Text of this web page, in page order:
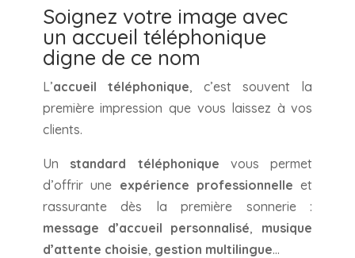
Soignez votre image avec
un accueil téléphonique
digne de ce nom
L’accueil téléphonique, c’est souvent la
première impression que vous laissez à vos
clients.
Un standard téléphonique vous permet
d’offrir une expérience professionnelle et
rassurante dès la première sonnerie :
message d’accueil personnalisé, musique
d’attente choisie, gestion multilingue…